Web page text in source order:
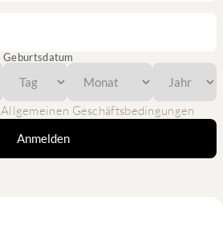
Geburtsdatum
Allgemeinen Geschäftsbedingungen
Anmelden